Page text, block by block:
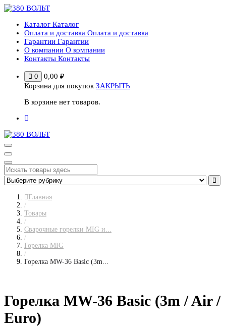
Перейти
содержимому
Каталог Каталог
Оплата и доставка Оплата и доставка
Гарантии Гарантии
О компании О компании
Контакты Контакты
0 0,00 ₽
Корзина для покупок ЗАКРЫТЬ
В корзине нет товаров.
Главная
/
Товары
/
Сварочные горелки MIG и...
/
Горелка MIG
/
Горелка MW-36 Basic (3m...
Горелка MW-36 Basic (3m / Air /
Euro)